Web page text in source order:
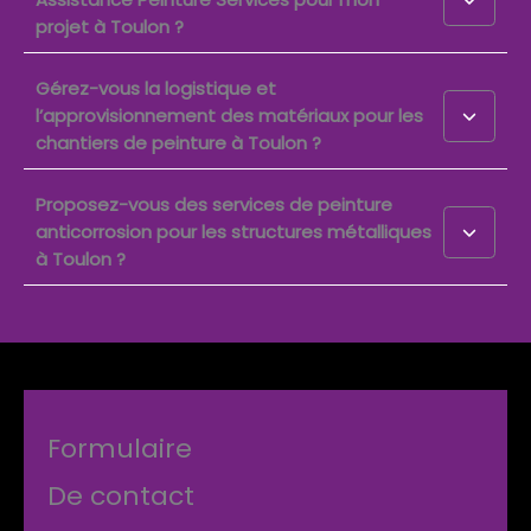
projet à Toulon ?
Gérez-vous la logistique et
l’approvisionnement des matériaux pour les
chantiers de peinture à Toulon ?
Proposez-vous des services de peinture
anticorrosion pour les structures métalliques
à Toulon ?
Formulaire
De contact